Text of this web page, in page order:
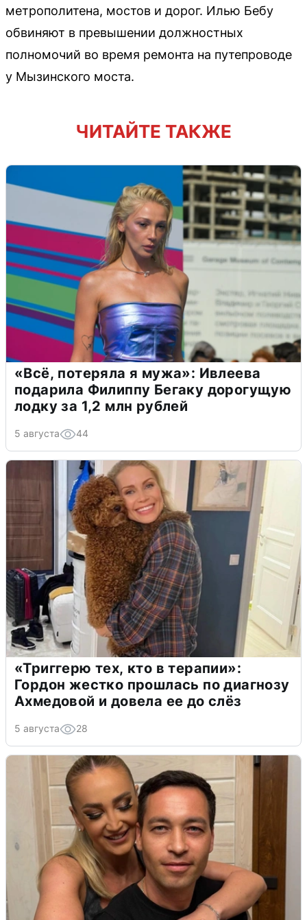
метрополитена, мостов и дорог. Илью Бебу
обвиняют в превышении должностных
полномочий во время ремонта на путепроводе
у Мызинского моста.
ЧИТАЙТЕ ТАКЖЕ
«Всё, потеряла я мужа»: Ивлеева
подарила Филиппу Бегаку дорогущую
лодку за 1,2 млн рублей
5 августа 44
«Триггерю тех, кто в терапии»:
Гордон жестко прошлась по диагнозу
Ахмедовой и довела ее до слёз
5 августа 28